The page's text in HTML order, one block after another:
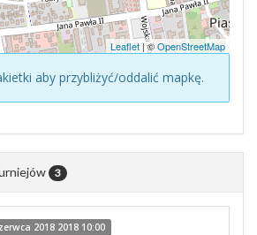
Leaflet | ©OpenStreetMap
aby przybliżyć/oddalić mapkę.
3
2018 2018 10:00